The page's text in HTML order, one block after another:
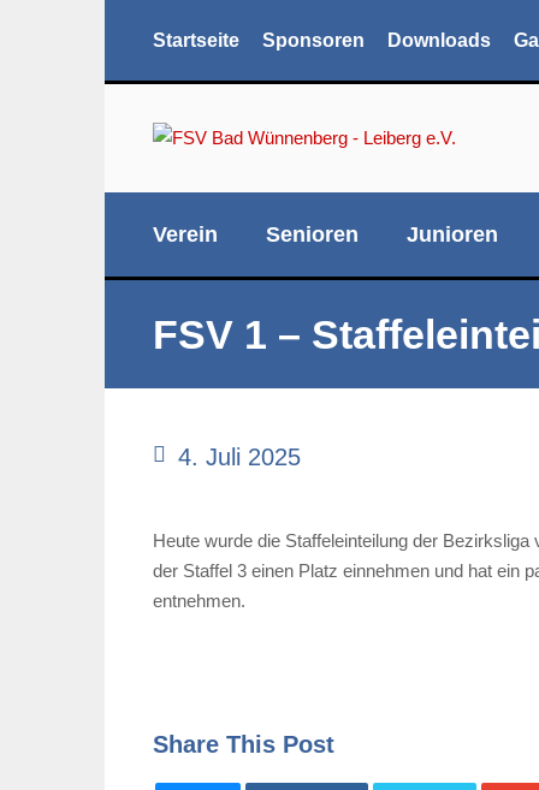
Startseite Sponsoren Downloads
Verein Senioren Junioren
FSV 1 –
4. Juli 2025
Heute wurde die Staffeleinteilung der
der Staffel 3 einen Platz einnehmen und hat ein
entnehmen.
Share This Post